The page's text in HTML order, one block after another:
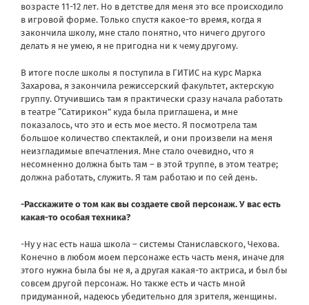
возрасте 11-12 лет. Но в детстве для меня это все происходило
в игровой форме. Только спустя какое-то время, когда я
закончила школу, мне стало понятно, что ничего другого
делать я не умею, я не пригодна ни к чему другому.
В итоге после школы я поступила в ГИТИС на курс Марка
Захарова, я закончила режиссерский факультет, актерскую
группу. Отучившись там я практически сразу начала работать
в театре “Сатирикон” куда была приглашена, и мне
показалось, что это и есть мое место. Я посмотрела там
большое количество спектаклей, и они произвели на меня
неизгладимые впечатления. Мне стало очевидно, что я
несомненно должна быть там – в этой труппе, в этом театре;
должна работать, служить. Я там работаю и по сей день.
-Расскажите о том как вы создаете свой персонаж. У вас есть
какая-то особая техника?
-Ну у нас есть наша школа – системы Станиславского, Чехова.
Конечно в любом моем персонаже есть часть меня, иначе для
этого нужна была бы не я, а другая какая-то актриса, и был бы
совсем другой персонаж. Но также есть и часть мной
придуманной, надеюсь убедительно для зрителя, женщины.